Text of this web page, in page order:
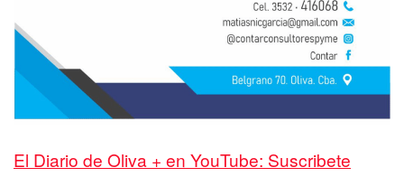
El Diario de Oliva + en YouTube: Suscribete